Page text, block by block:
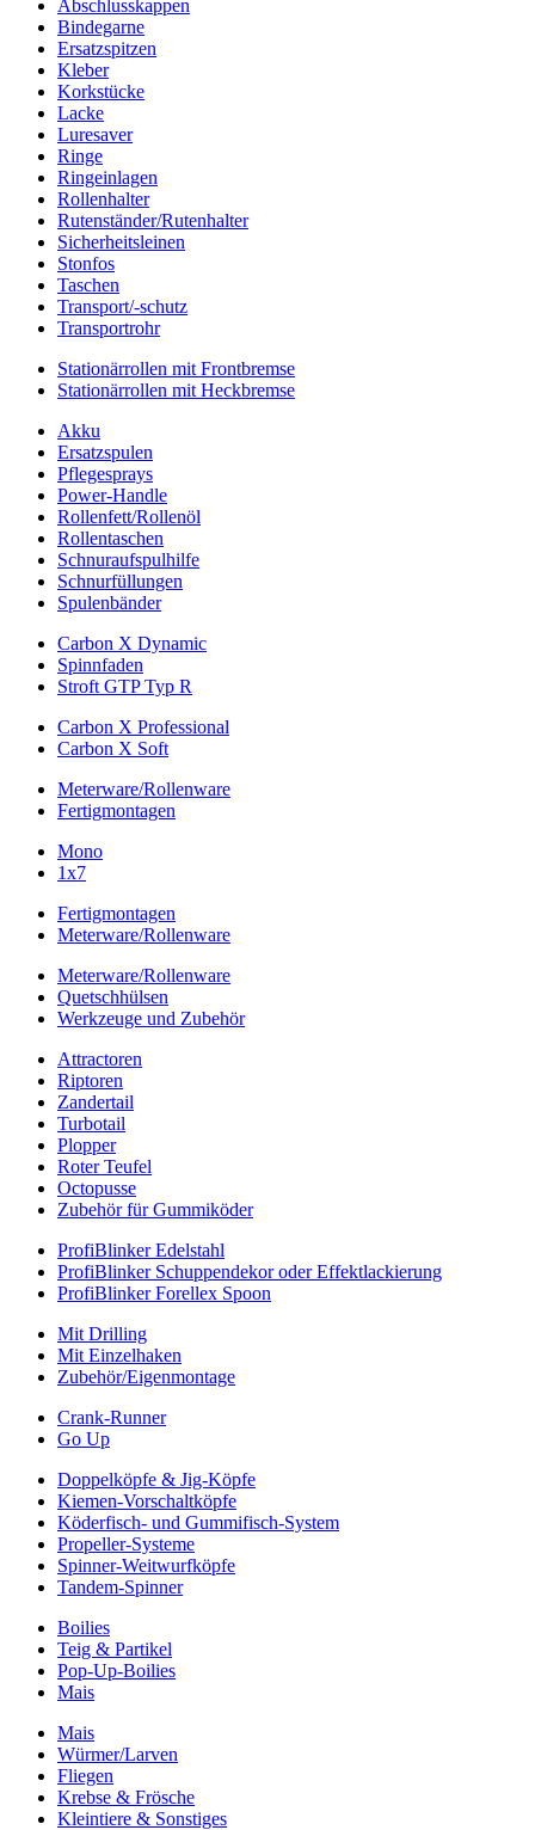
Abschlusskappen
Bindegarne
Ersatzspitzen
Kleber
Korkstücke
Lacke
Luresaver
Ringe
Ringeinlagen
Rollenhalter
Rutenständer/Rutenhalter
Sicherheitsleinen
Stonfos
Taschen
Transport/-schutz
Transportrohr
Stationärrollen mit Frontbremse
Stationärrollen mit Heckbremse
Akku
Ersatzspulen
Pflegesprays
Power-Handle
Rollenfett/Rollenöl
Rollentaschen
Schnuraufspulhilfe
Schnurfüllungen
Spulenbänder
Carbon X Dynamic
Spinnfaden
Stroft GTP Typ R
Carbon X Professional
Carbon X Soft
Meterware/Rollenware
Fertigmontagen
Mono
1x7
Fertigmontagen
Meterware/Rollenware
Meterware/Rollenware
Quetschhülsen
Werkzeuge und Zubehör
Attractoren
Riptoren
Zandertail
Turbotail
Plopper
Roter Teufel
Octopusse
Zubehör für Gummiköder
ProfiBlinker Edelstahl
ProfiBlinker Schuppendekor oder Effektlackierung
ProfiBlinker Forellex Spoon
Mit Drilling
Mit Einzelhaken
Zubehör/Eigenmontage
Crank-Runner
Go Up
Doppelköpfe & Jig-Köpfe
Kiemen-Vorschaltköpfe
Köderfisch- und Gummifisch-System
Propeller-Systeme
Spinner-Weitwurfköpfe
Tandem-Spinner
Boilies
Teig & Partikel
Pop-Up-Boilies
Mais
Mais
Würmer/Larven
Fliegen
Krebse & Frösche
Kleintiere & Sonstiges